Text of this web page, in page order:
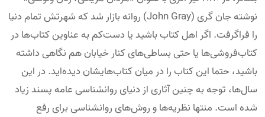
نوشته جان گری (John Gray) روانه بازار شد که شهرتش تمام دنیا
را فراگرفت. اگر اهل کتاب باشید یا دست‌کم به عناوین کتاب‌ها در
کتاب‌فروشی‌ها یا حتی بساطی‌های کنار خیابان هم نگاهی داشته
باشید، حتما این کتاب را در میان کتاب‌هایشان دیده‌اید. در این
سال‌ها،‌ توجه به چنین آثاری از دنیای روانشناسی عامه پسند زیاد
شده است. منتها نظریه‌ها و روش‌های روانشناسی برای رفع